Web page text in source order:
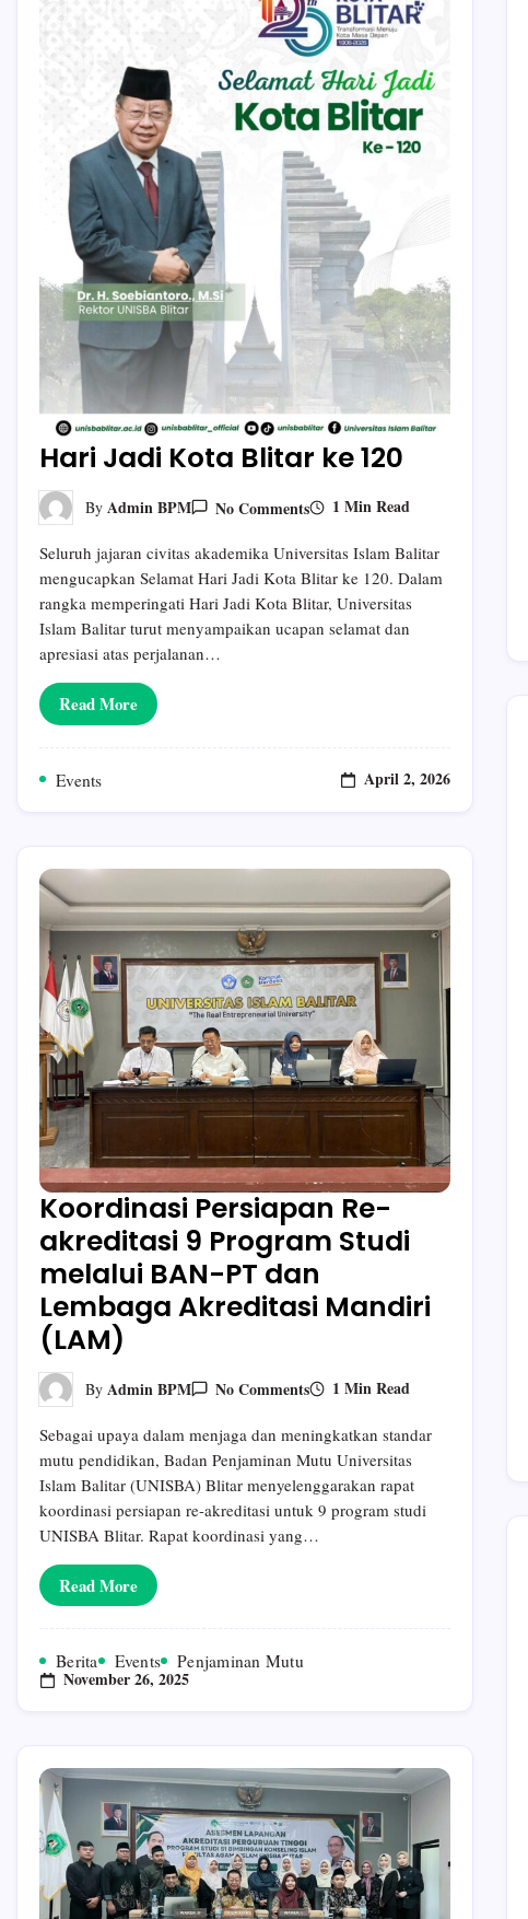
Hari Jadi Kota Blitar ke 120
By Admin BPM No CommentsOn
Hari
Kota
Blitar
120
1 Min Read
Seluruh jajaran civitas akademika Universitas Islam Balitar
mengucapkan Selamat Hari Jadi Kota Blitar ke 120. Dalam
rangka memperingati Hari Jadi Kota Blitar, Universitas
Islam Balitar turut menyampaikan ucapan selamat dan
apresiasi atas perjalanan…
Read More
Events April 2, 2026
Koordinasi Persiapan Re-
akreditasi 9 Program Studi
melalui BAN-PT dan
Lembaga Akreditasi Mandiri
(LAM)
By Admin BPM No CommentsOn
Koordinasi
Re-
Akreditasi
9
Program
Studi
Melalui
BAN-
1 Min Read
Sebagai upaya dalam menjaga dan meningkatkan standar
mutu pendidikan, Badan Penjaminan Mutu Universitas
Islam Balitar (UNISBA) Blitar menyelenggarakan rapat
koordinasi persiapan re-akreditasi untuk 9 program studi
UNISBA Blitar. Rapat koordinasi yang…
Read More
Berita Events Penjaminan Mutu
November 26, 2025